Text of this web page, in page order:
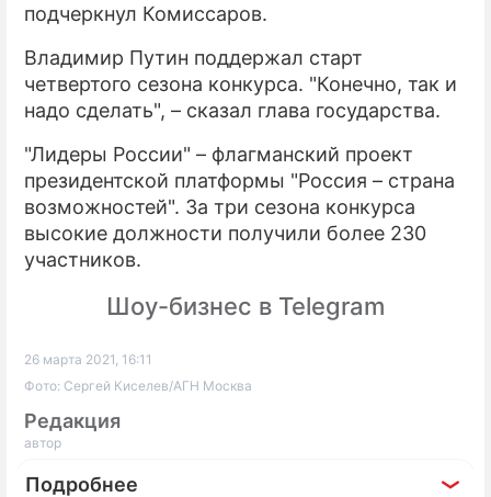
подчеркнул Комиссаров.
Владимир Путин поддержал старт
четвертого сезона конкурса. "Конечно, так и
надо сделать", – сказал глава государства.
"Лидеры России" – флагманский проект
президентской платформы "Россия – страна
возможностей". За три сезона конкурса
высокие должности получили более 230
участников.
Шоу-бизнес в Telegram
26 марта 2021, 16:11
Фото: Сергей Киселев/АГН Москва
Редакция
автор
Подробнее